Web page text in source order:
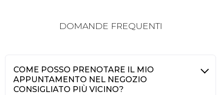
DOMANDE FREQUENTI
COME POSSO PRENOTARE IL MIO
APPUNTAMENTO NEL NEGOZIO
CONSIGLIATO PIÙ VICINO?